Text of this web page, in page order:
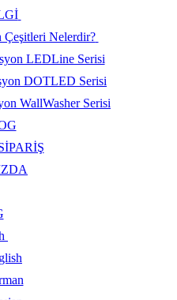
Nelerdir?
LEDLine Serisi
DOTLED Serisi
WallWasher Serisi